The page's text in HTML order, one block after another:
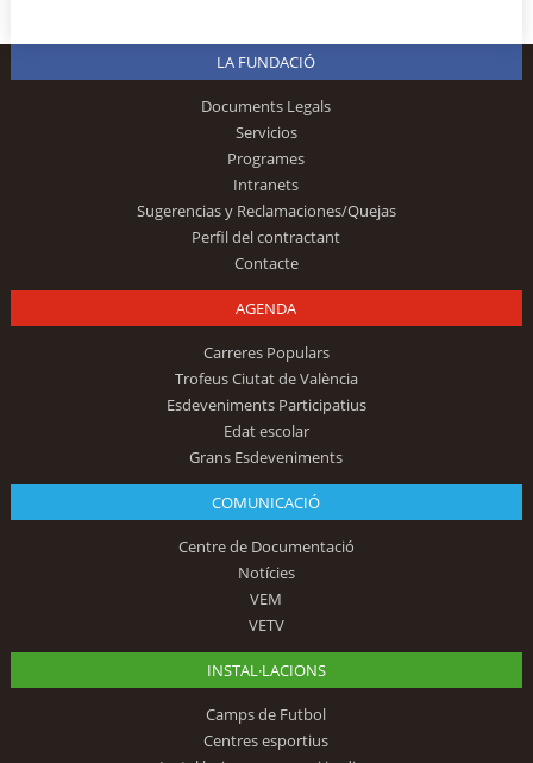
LA FUNDACIÓ
Documents Legals
Servicios
Programes
Intranets
Sugerencias y Reclamaciones/Quejas
Perfil del contractant
Contacte
AGENDA
Carreres Populars
Trofeus Ciutat de València
Esdeveniments Participatius
Edat escolar
Grans Esdeveniments
COMUNICACIÓ
Centre de Documentació
Notícies
VEM
VETV
INSTAL·LACIONS
Camps de Futbol
Centres esportius